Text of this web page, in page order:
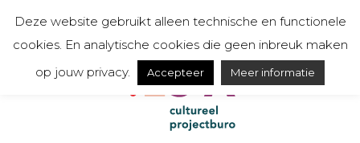
Deze website gebruikt alleen technische en functionele
cookies. En analytische cookies die geen inbreuk maken
op jouw privacy.
Accepteer Meer informatie